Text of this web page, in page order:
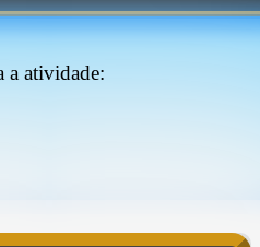
a atividade: